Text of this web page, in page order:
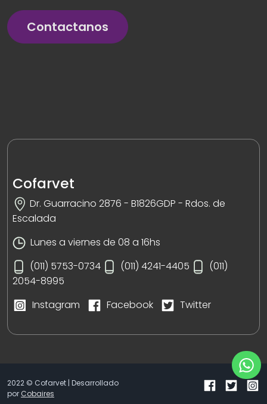
Contactanos
Cofarvet
Dr. Guarracino 2876 - B1826GDP - Rdos. de
Escalada
Lunes a viernes de 08 a 16hs
(011) 5753-0734
(011) 4241-4405
(011)
2054-8995
Instagram
Facebook Twitter
2022 © Cofarvet | Desarrollado
por Cobaires